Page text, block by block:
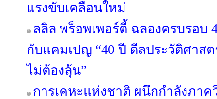
แรงขับเคลื่อนใหม่
ลลิล พร็อพเพอร์ตี้ ฉลองครบรอบ
กับแคมเปญ “40 ปี ดีลประวัติศาส
ไม่ต้องลุ้น”
การเคหะแห่งชาติ ผนึกกำลังภาค